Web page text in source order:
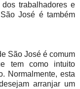
trabalhadores e
José é também
São José é comum
tem como intuito
Normalmente, esta
arranjar um